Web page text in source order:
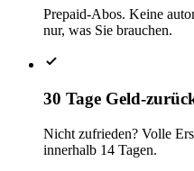
Prepaid-Abos. Keine
nur, was Sie brauchen.
30 Tage Geld-
Nicht zufrieden? Volle
innerhalb 14 Tagen.